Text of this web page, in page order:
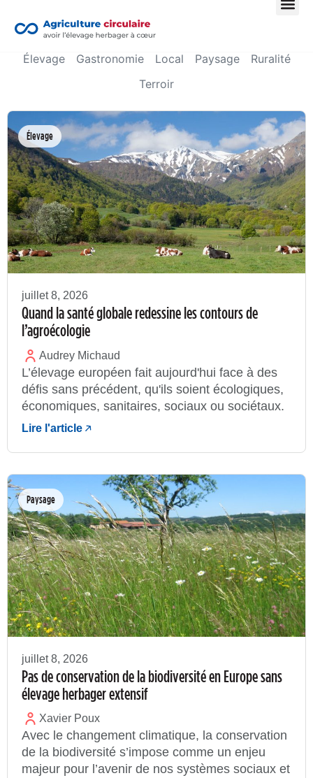
Bas carbone Biodiversité
Élevage
Gastronomie Local Paysage
Ruralité
Terroir
All
Élevage
juillet 8, 2026
Quand la santé globale redessine les contours de
l’agroécologie
Audrey Michaud
L’élevage européen fait aujourd'hui face à des
défis sans précédent, qu'ils soient écologiques,
économiques, sanitaires, sociaux ou sociétaux.
Lire l'article
Paysage
juillet 8, 2026
Pas de conservation de la biodiversité en Europe sans
élevage herbager extensif
Xavier Poux
Avec le changement climatique, la conservation
de la biodiversité s’impose comme un enjeu
majeur pour l’avenir de nos systèmes sociaux et